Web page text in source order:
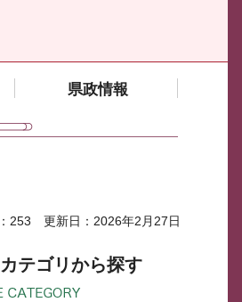
県政情報
253 更新日：2026年2月27日
テゴリから探す